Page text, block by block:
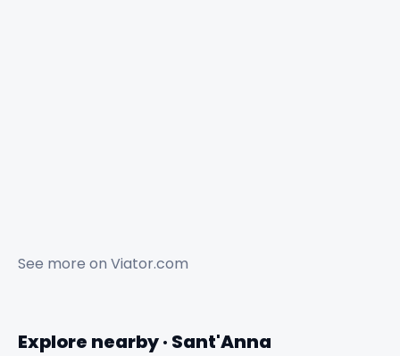
See more on Viator.com
Explore nearby · Sant'Anna